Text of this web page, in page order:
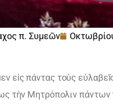
π. Συμεῶν
εἰς πάντας τοὺς
τὴν Μητρόπολιν